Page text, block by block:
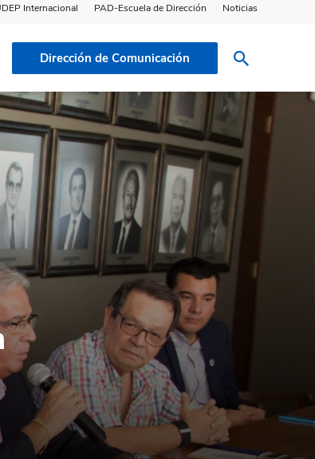
Internacional PAD-Escuela de Dirección Noticias
Dirección de Comunicación